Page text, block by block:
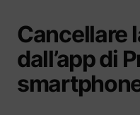
Cancellare
dall’app di